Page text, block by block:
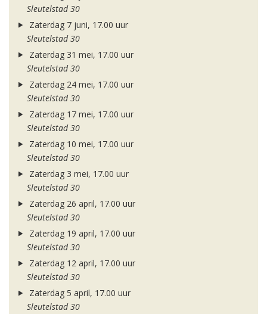
Sleutelstad 30
Zaterdag 7 juni, 17.00 uur
Sleutelstad 30
Zaterdag 31 mei, 17.00 uur
Sleutelstad 30
Zaterdag 24 mei, 17.00 uur
Sleutelstad 30
Zaterdag 17 mei, 17.00 uur
Sleutelstad 30
Zaterdag 10 mei, 17.00 uur
Sleutelstad 30
Zaterdag 3 mei, 17.00 uur
Sleutelstad 30
Zaterdag 26 april, 17.00 uur
Sleutelstad 30
Zaterdag 19 april, 17.00 uur
Sleutelstad 30
Zaterdag 12 april, 17.00 uur
Sleutelstad 30
Zaterdag 5 april, 17.00 uur
Sleutelstad 30